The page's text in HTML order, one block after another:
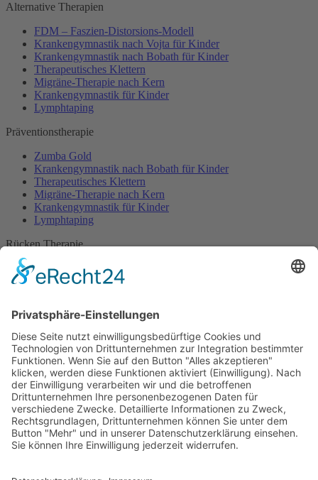
Alternative Therapien
FDM – Faszien-Distorsions-Modell
Krankengymnastik nach Vojta für Kinder
Krankengymnastik nach Bobath für Kinder
Therapeutisches Klettern
Migräne-Therapie nach Kern
Krankengymnastik für Kinder
Lymphtaping
Präventionstherapie
Zumba Gold
Krankengymnastik nach Bobath für Kinder
Therapeutisches Klettern
Migräne-Therapie nach Kern
Krankengymnastik für Kinder
Lymphtaping
Rücken Therapie
Therapeutisches Klettern
Entspannungstraining
Zumba Gold
Rückbildungsgymnastik
Kinder Therapie
Krankengymnastik nach Vojta für Kinder
Krankengymnastik nach Bobath für Kinder
Krankengymnastik für Kinder
Therapeuten
Kontakt